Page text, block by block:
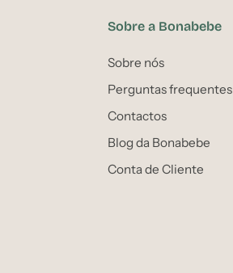
Sobre a Bonabebe
Sobre nós
Perguntas frequentes
Contactos
Blog da Bonabebe
Conta de Cliente